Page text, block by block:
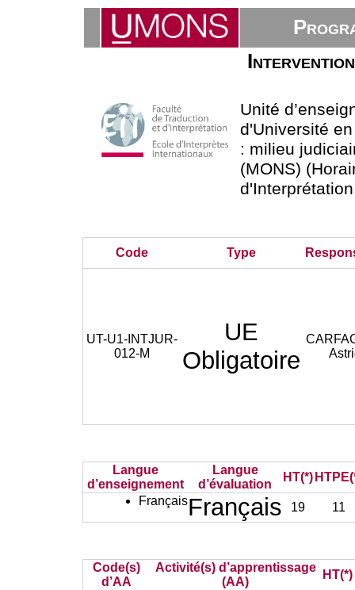
Unité
d'Université
: milieu
(MONS)
Code Type
UT-U1-INTJUR-
012-M
UE
Obligatoire
Langue
d’enseignement
Langue
d’évaluation
HT(*)
FrançaisFrançais 19 11
Code(s)
d’AA
Activité(s) d’apprentissage
(AA)
HT(*)